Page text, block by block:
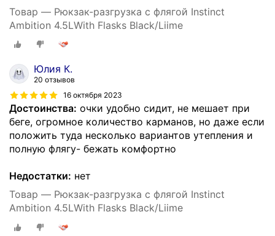
Товар — Рюкзак-разгрузка с флягой Instinct
Ambition 4.5LWith Flasks Black/Liime
Юлия К.
20 отзывов
16 октября 2023
Достоинства: очки удобно сидит, не мешает при
беге, огромное количество карманов, но даже если
положить туда несколько вариантов утепления и
полную флягу- бежать комфортно
Недостатки: нет
Товар — Рюкзак-разгрузка с флягой Instinct
Ambition 4.5LWith Flasks Black/Liime